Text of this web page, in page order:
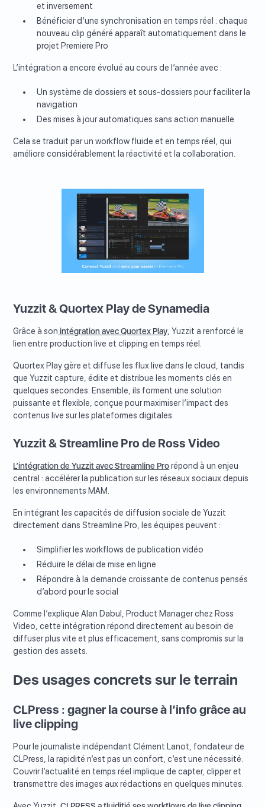
et inversement
Bénéficier d’une synchronisation en temps réel : chaque
nouveau clip généré apparaît automatiquement dans le
projet Premiere Pro
L’intégration a encore évolué au cours de l’année avec :
Un système de dossiers et sous-dossiers pour faciliter la
navigation
Des mises à jour automatiques sans action manuelle
Cela se traduit par un workflow fluide et en temps réel, qui
améliore considérablement la réactivité et la collaboration.
Yuzzit & Quortex Play de Synamedia
Grâce à son intégration avec Quortex Play, Yuzzit a renforcé le
lien entre production live et clipping en temps réel.
Quortex Play gère et diffuse les flux live dans le cloud, tandis
que Yuzzit capture, édite et distribue les moments clés en
quelques secondes. Ensemble, ils forment une solution
puissante et flexible, conçue pour maximiser l’impact des
contenus live sur les plateformes digitales.
Yuzzit & Streamline Pro de Ross Video
L’intégration de Yuzzit avec Streamline Prorépond à un enjeu
central : accélérer la publication sur les réseaux sociaux depuis
les environnements MAM.
En intégrant les capacités de diffusion sociale de Yuzzit
directement dans Streamline Pro, les équipes peuvent :
Simplifier les workflows de publication vidéo
Réduire le délai de mise en ligne
Répondre à la demande croissante de contenus pensés
d’abord pour le social
Comme l’explique Alan Dabul, Product Manager chez Ross
Video, cette intégration répond directement au besoin de
diffuser plus vite et plus efficacement, sans compromis sur la
gestion des assets.
Des usages concrets sur le terrain
CLPress : gagner la course à l’info grâce au
live clipping
Pour le journaliste indépendant Clément Lanot, fondateur de
CLPress, la rapidité n’est pas un confort, c’est une nécessité.
Couvrir l’actualité en temps réel implique de capter, clipper et
transmettre des images aux rédactions en quelques minutes.